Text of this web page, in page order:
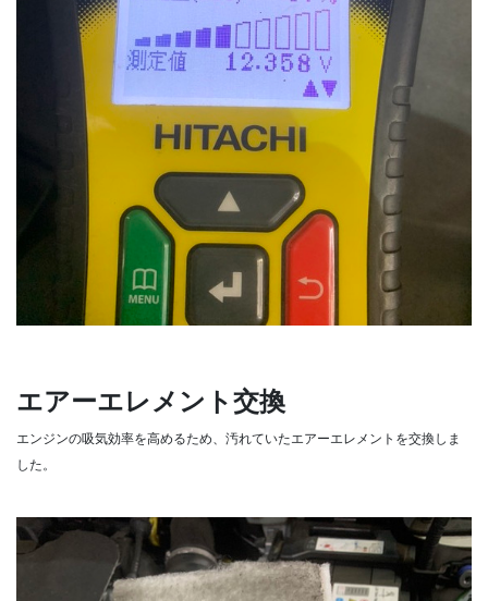
エアーエレメント交換
エンジンの吸気効率を高めるため、汚れていたエアーエレメントを交換しま
した。